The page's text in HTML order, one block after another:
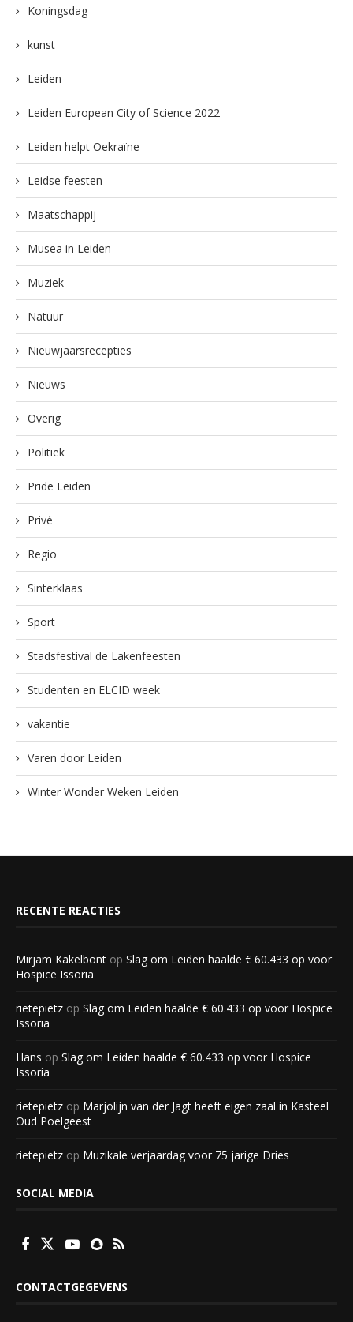
Koningsdag
kunst
Leiden
Leiden European City of Science 2022
Leiden helpt Oekraïne
Leidse feesten
Maatschappij
Musea in Leiden
Muziek
Natuur
Nieuwjaarsrecepties
Nieuws
Overig
Politiek
Pride Leiden
Privé
Regio
Sinterklaas
Sport
Stadsfestival de Lakenfeesten
Studenten en ELCID week
vakantie
Varen door Leiden
Winter Wonder Weken Leiden
RECENTE REACTIES
Mirjam Kakelbont op Slag om Leiden haalde € 60.433 op voor
Hospice Issoria
rietepietz op Slag om Leiden haalde € 60.433 op voor Hospice
Issoria
Hans op Slag om Leiden haalde € 60.433 op voor Hospice
Issoria
rietepietz op Marjolijn van der Jagt heeft eigen zaal in Kasteel
Oud Poelgeest
rietepietz op Muzikale verjaardag voor 75 jarige Dries
SOCIAL MEDIA
CONTACTGEGEVENS